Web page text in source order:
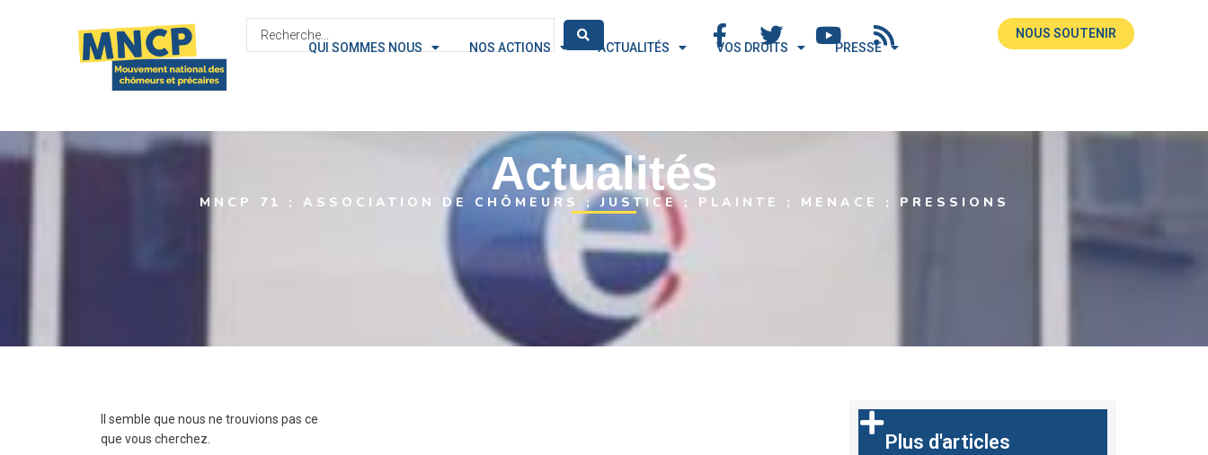
QUI SOMMES NOUS
NOS ACTIONS ACTUALITÉS VOS DROITS PRESSE
NOUS SOUTENIR
Actualités
MNCP 71 ; ASSOCIATION DE CHÔMEURS ; JUSTICE ; PLAINTE ; MENACE ; PRESSIONS
Il semble que nous ne trouvions pas ce
que vous cherchez.
Plus d'articles